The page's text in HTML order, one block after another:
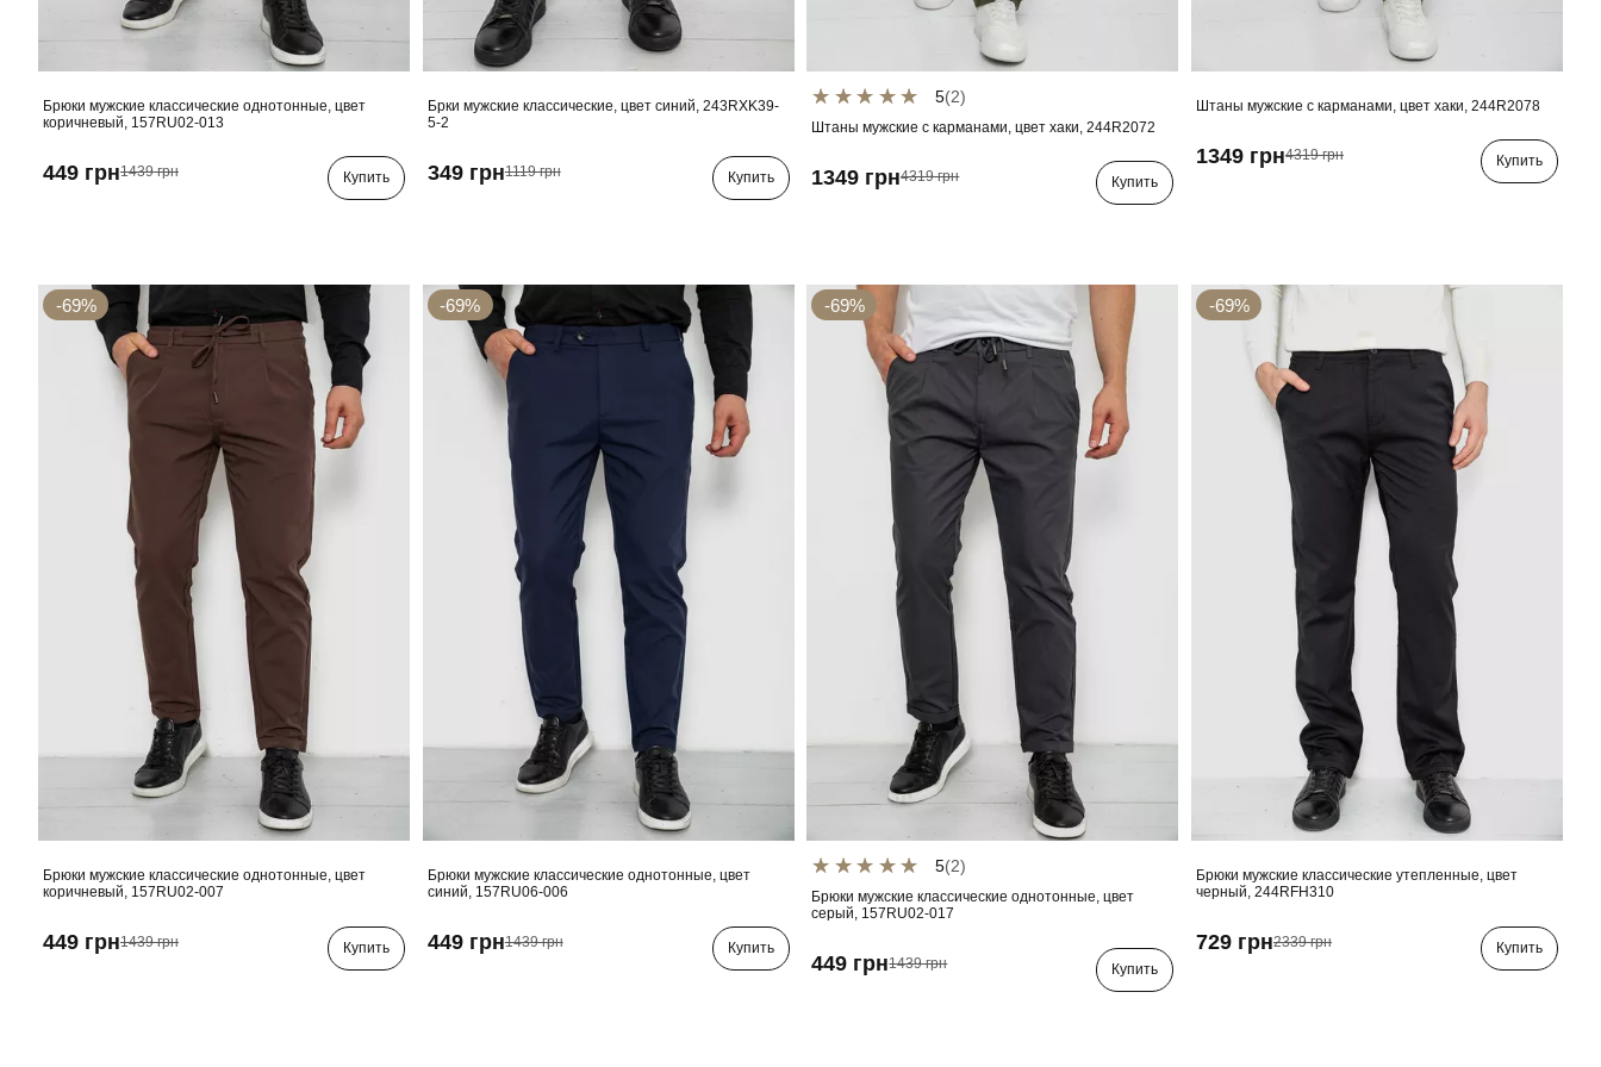
Брюки мужские классические однотонные, цвет
коричневый, 157RU02-013
449 грн1439 грн Купить
Брки мужские классические, цвет синий, 243RXK39-
5-2
349 грн1119 грн Купить
5(2)
Штаны мужские с карманами, цвет хаки, 244R2072
1349 грн4319 грн Купить
Штаны мужские с карманами, цвет хаки, 244R2078
1349 грн4319 грн Купить
-69%
Брюки мужские классические однотонные, цвет
коричневый, 157RU02-007
449 грн1439 грн Купить
-69%
Брюки мужские классические однотонные, цвет
синий, 157RU06-006
449 грн1439 грн Купить
-69%
5(2)
Брюки мужские классические однотонные, цвет
серый, 157RU02-017
449 грн1439 грн Купить
-69%
Брюки мужские классические утепленные, цвет
черный, 244RFH310
729 грн2339 грн Купить